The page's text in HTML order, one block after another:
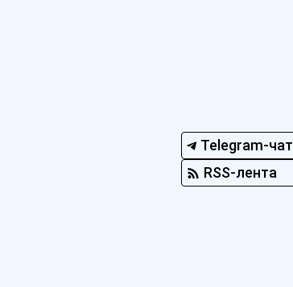
Telegram-чат
RSS-лента